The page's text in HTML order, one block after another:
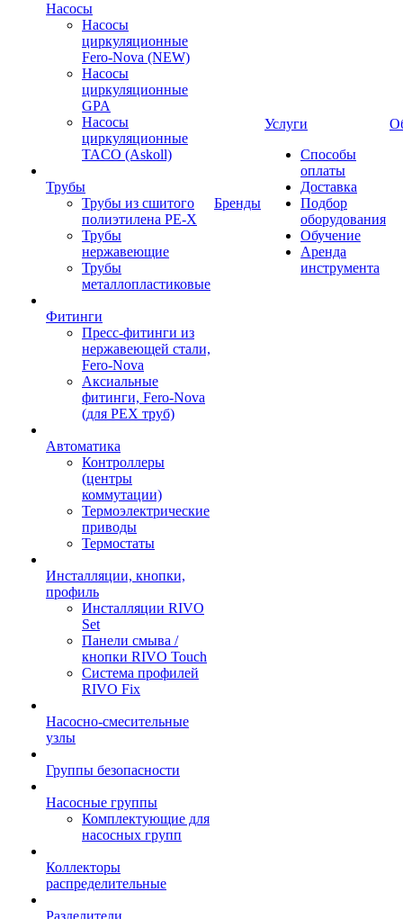
Насосы
Насосы
циркуляционные
Fero-Nova (NEW)
Насосы
циркуляционные
GPA
Насосы
циркуляционные
TACO (Askoll)
Трубы
Трубы из сшитого
полиэтилена PE-X
Трубы
нержавеющие
Трубы
металлопластиковые
Фитинги
Пресс-фитинги из
нержавеющей стали,
Fero-Nova
Аксиальные
фитинги, Fero-Nova
(для PEX труб)
Автоматика
Контроллеры
(центры
коммутации)
Термоэлектрические
приводы
Термостаты
Инсталляции, кнопки,
профиль
Инсталляции RIVO
Set
Панели смыва /
кнопки RIVO Touch
Система профилей
RIVO Fix
Насосно-смесительные
узлы
Группы безопасности
Насосные группы
Комплектующие для
насосных групп
Коллекторы
распределительные
Разделители
Бренды
Услуги
Способы
оплаты
Доставка
Подбор
оборудования
Обучение
Аренда
инструмента